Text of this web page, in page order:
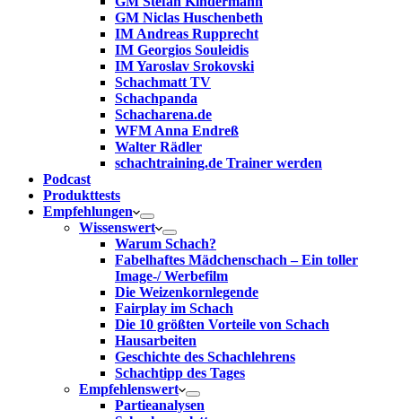
GM Niclas Huschenbeth
IM Andreas Rupprecht
IM Georgios Souleidis
IM Yaroslav Srokovski
Schachmatt TV
Schachpanda
Schacharena.de
WFM Anna Endreß
Walter Rädler
schachtraining.de Trainer werden
Podcast
Produkttests
Empfehlungen
Wissenswert
Warum Schach?
Fabelhaftes Mädchenschach – Ein toller
Image-/ Werbefilm
Die Weizenkornlegende
Fairplay im Schach
Die 10 größten Vorteile von Schach‎
Hausarbeiten
Geschichte des Schachlehrens
Schachtipp des Tages
Empfehlenswert
Partieanalysen